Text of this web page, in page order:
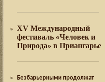
XV Международный
фестиваль «Человек и
Природа» в Приангарье
Безбарьерными продолжат